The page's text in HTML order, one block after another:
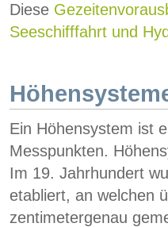
Diese
Seeschifffahrt und
Ein Höhensystem ist
Messpunkten.
Im 19. Jahrhundert
etabliert, an welchen
zentimetergenau